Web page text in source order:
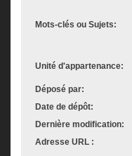
Mots-clés ou Sujets:
Unité d'appartenance:
Déposé par:
Date de dépôt:
Dernière modification:
Adresse URL :